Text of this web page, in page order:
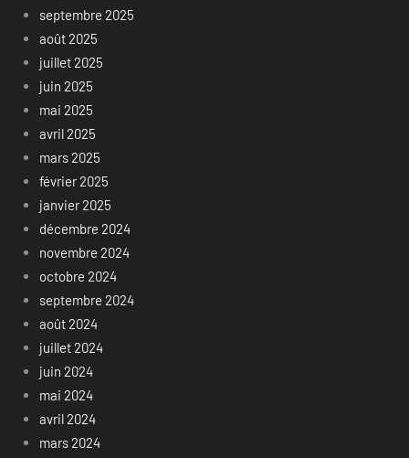
septembre 2025
août 2025
juillet 2025
juin 2025
mai 2025
avril 2025
mars 2025
février 2025
janvier 2025
décembre 2024
novembre 2024
octobre 2024
septembre 2024
août 2024
juillet 2024
juin 2024
mai 2024
avril 2024
mars 2024